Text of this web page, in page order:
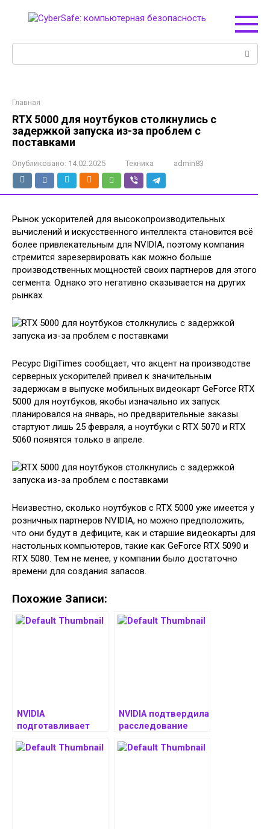
Главная
RTX 5000 для ноутбуков столкнулись с
задержкой запуска из-за проблем с
поставками
Опубликовано: 14.02.2025 Техника admin83
Рынок ускорителей для высокопроизводительных
вычислений и искусственного интеллекта становится всё
более привлекательным для NVIDIA, поэтому компания
стремится зарезервировать как можно больше
производственных мощностей своих партнеров для этого
сегмента. Однако это негативно сказывается на других
рынках.
Ресурс DigiTimes сообщает, что акцент на производстве
серверных ускорителей привел к значительным
задержкам в выпуске мобильных видеокарт GeForce RTX
5000 для ноутбуков, якобы изначально их запуск
планировался на январь, но предварительные заказы
стартуют лишь 25 февраля, а ноутбуки с RTX 5070 и RTX
5060 появятся только в апреле.
Неизвестно, сколько ноутбуков с RTX 5000 уже имеется у
розничных партнеров NVIDIA, но можно предположить,
что они будут в дефиците, как и старшие видеокарты для
настольных компьютеров, такие как GeForce RTX 5090 и
RTX 5080. Тем не менее, у компании было достаточно
времени для создания запасов.
Похожие Записи:
NVIDIA
подготавливает
Ready 571 к запуску
NVIDIA подтвердила
расследование
видеокартами